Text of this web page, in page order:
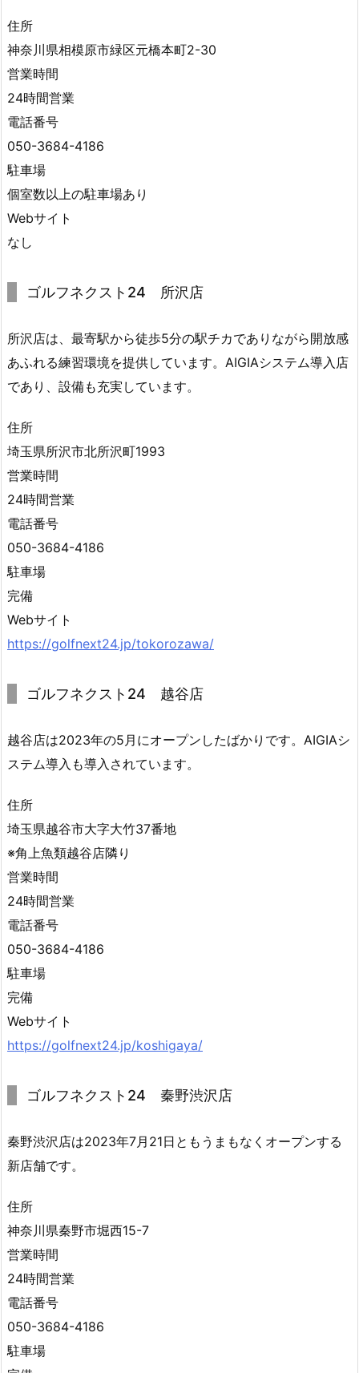
左
利
き
で
プ
レ
で
き
か？
5.
マ
8
ホ
ー
ル
回
か？
3.
予
は
う
ば
い
い
で
す
3.
用
方
が
ら
な
合
は
ど
う
す
ば
住所
神奈川県相模原市緑区元橋本町2-30
営業時間
24時間営業
電話番号
050-3684-4186
駐車場
個室数以上の駐車場あり
Webサイト
なし
ゴルフネクスト24 所沢店
所沢店は、最寄駅から徒歩5分の駅チカでありながら開放感
あふれる練習環境を提供しています。AIGIAシステム導入店
であり、設備も充実しています。
住所
埼玉県所沢市北所沢町1993
営業時間
24時間営業
電話番号
050-3684-4186
駐車場
完備
Webサイト
https://golfnext24.jp/tokorozawa/
ゴルフネクスト24 越谷店
越谷店は2023年の5月にオープンしたばかりです。AIGIAシ
ステム導入も導入されています。
住所
埼玉県越谷市大字大竹37番地
※角上魚類越谷店隣り
営業時間
24時間営業
電話番号
050-3684-4186
駐車場
完備
Webサイト
https://golfnext24.jp/koshigaya/
ゴルフネクスト24 秦野渋沢店
秦野渋沢店は2023年7月21日ともうまもなくオープンする
新店舗です。
住所
神奈川県秦野市堀西15-7
営業時間
24時間営業
電話番号
050-3684-4186
駐車場